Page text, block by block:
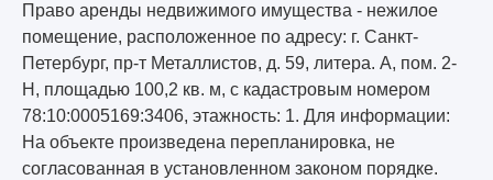
Право аренды недвижимого имущества - нежилое
помещение, расположенное по адресу: г. Санкт-
Петербург, пр-т Металлистов, д. 59, литера. А, пом. 2-
Н, площадью 100,2 кв. м, с кадастровым номером
78:10:0005169:3406, этажность: 1. Для информации:
На объекте произведена перепланировка, не
согласованная в установленном законом порядке.